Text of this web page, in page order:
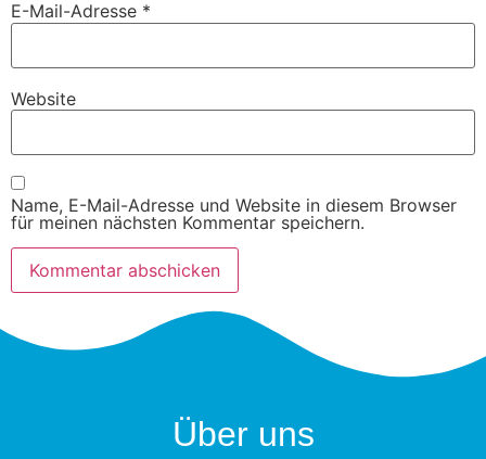
E-Mail-Adresse *
Website
Name, E-Mail-Adresse und Website in diesem Browser
für meinen nächsten Kommentar speichern.
Über uns